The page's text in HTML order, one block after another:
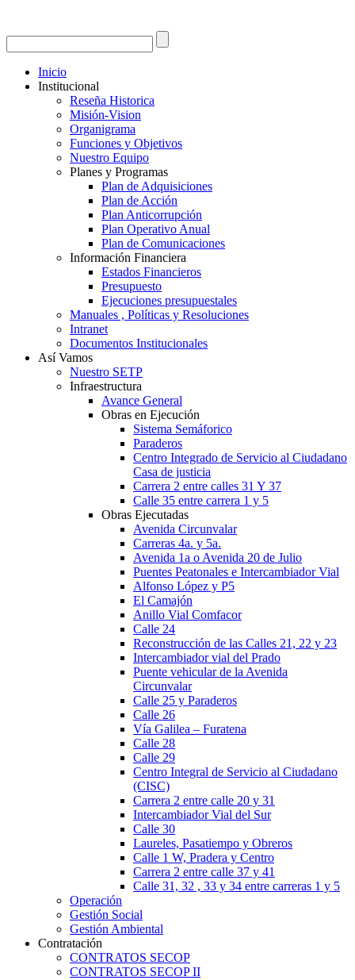
Inicio
Institucional
Reseña Historica
Misión-Vision
Organigrama
Funciones y Objetivos
Nuestro Equipo
Planes y Programas
Plan de Adquisiciones
Plan de Acción
Plan Anticorrupción
Plan Operativo Anual
Plan de Comunicaciones
Información Financiera
Estados Financieros
Presupuesto
Ejecuciones presupuestales
Manuales , Políticas y Resoluciones
Intranet
Documentos Institucionales
Así Vamos
Nuestro SETP
Infraestructura
Avance General
Obras en Ejecución
Sistema Semáforico
Paraderos
Centro Integrado de Servicio al Ciudadano
Casa de justicia
Carrera 2 entre calles 31 Y 37
Calle 35 entre carrera 1 y 5
Obras Ejecutadas
Avenida Circunvalar
Carreras 4a. y 5a.
Avenida 1a o Avenida 20 de Julio
Puentes Peatonales e Intercambiador Vial
Alfonso López y P5
El Camajón
Anillo Vial Comfacor
Calle 24
Reconstrucción de las Calles 21, 22 y 23
Intercambiador vial del Prado
Puente vehicular de la Avenida
Circunvalar
Calle 25 y Paraderos
Calle 26
Vía Galilea – Furatena
Calle 28
Calle 29
Centro Integral de Servicio al Ciudadano
(CISC)
Carrera 2 entre calle 20 y 31
Intercambiador Vial del Sur
Calle 30
Laureles, Pasatiempo y Obreros
Calle 1 W, Pradera y Centro
Carrera 2 entre calle 37 y 41
Calle 31, 32 , 33 y 34 entre carreras 1 y 5
Operación
Gestión Social
Gestión Ambiental
Contratación
CONTRATOS SECOP
CONTRATOS SECOP II